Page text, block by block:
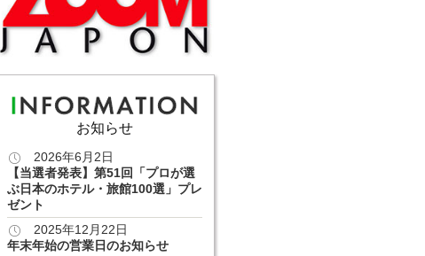
お知らせ
2026年6月2日
【当選者発表】第51回「プロが選
ぶ日本のホテル・旅館100選」プレ
ゼント
2025年12月22日
年末年始の営業日のお知らせ